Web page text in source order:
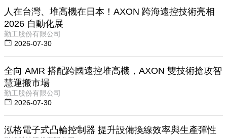
人在台灣、堆高機在日本！AXON 跨海遠控技術亮相
2026 自動化展
勤工股份有限公司
2026-07-30
全向 AMR 搭配跨國遠控堆高機，AXON 雙技術搶攻智
慧運搬市場
勤工股份有限公司
2026-07-30
泓格電子式凸輪控制器 提升設備換線效率與生產彈性